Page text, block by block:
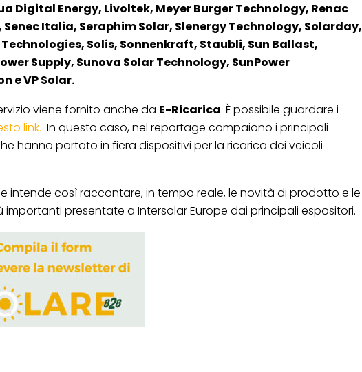
Digital Energy, Livoltek, Meyer Burger Technology, Renac
Senec Italia, Seraphim Solar, Slenergy Technology, Solarday,
Solis, Sonnenkraft, Staubli, Sun Ballast,
Supply, Sunova Solar Technology, SunPower
e VP Solar.
viene fornito anche da E-Ricarica. È possibile guardare i
link. In questo caso, nel reportage compaiono i principali
hanno portato in fiera dispositivi per la ricarica dei veicoli
intende così raccontare, in tempo reale, le novità di prodotto e le
importanti presentate a Intersolar Europe dai principali espositori.